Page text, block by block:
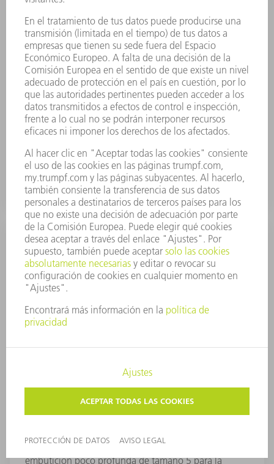
MultiBend Extended
Con el MultiBend Extended creará diferentes
longitudes y alturas de plegado en una sola carrera.
MÁS INFORMACIÓN
Útil de embutición poco profunda
de tamaño 5 para la matriz activa
Conformado en una nueva dimensión: con el útil de
embutición poco profunda de tamaño 5 para la